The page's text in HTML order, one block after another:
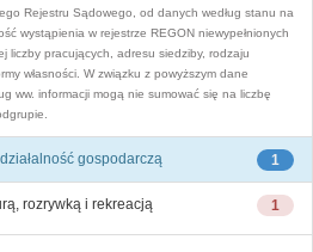
Rejestru Sądowego, od danych według stanu na
wystąpienia w rejestrze REGON niewypełnionych
liczby pracujących, adresu siedziby, rodzaju
własności. W związku z powyższym dane
ww. informacji mogą nie sumować się na liczbę
1
gospodarczą
1
rozrywką i rekreacją